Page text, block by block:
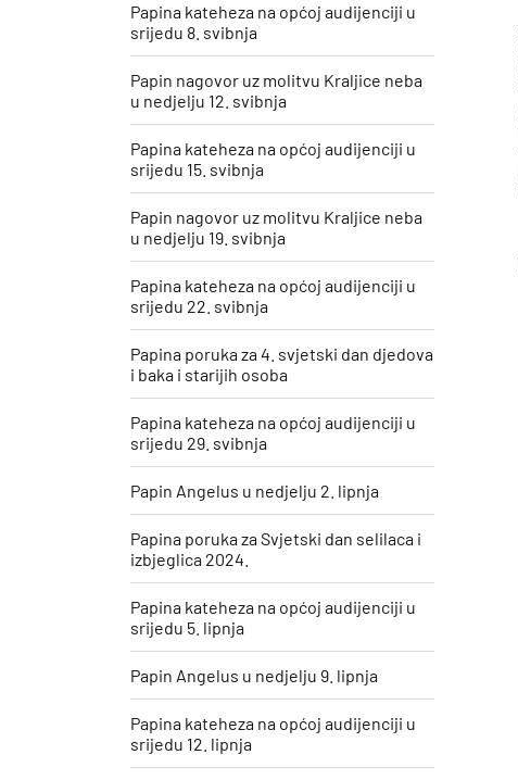
Papina kateheza na općoj audijenciji u
srijedu 8. svibnja
Papin nagovor uz molitvu Kraljice neba
u nedjelju 12. svibnja
Papina kateheza na općoj audijenciji u
srijedu 15. svibnja
Papin nagovor uz molitvu Kraljice neba
u nedjelju 19. svibnja
Papina kateheza na općoj audijenciji u
srijedu 22. svibnja
Papina poruka za 4. svjetski dan djedova
i baka i starijih osoba
Papina kateheza na općoj audijenciji u
srijedu 29. svibnja
Papin Angelus u nedjelju 2. lipnja
Papina poruka za Svjetski dan selilaca i
izbjeglica 2024.
Papina kateheza na općoj audijenciji u
srijedu 5. lipnja
Papin Angelus u nedjelju 9. lipnja
Papina kateheza na općoj audijenciji u
srijedu 12. lipnja